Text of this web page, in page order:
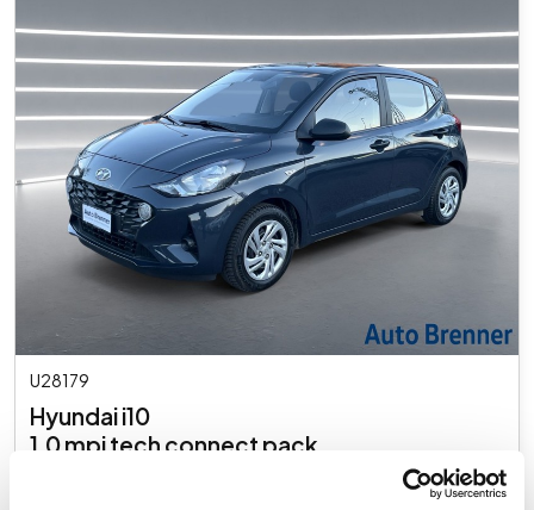
U28179
Hyundai i10
1.0 mpi tech connect pack